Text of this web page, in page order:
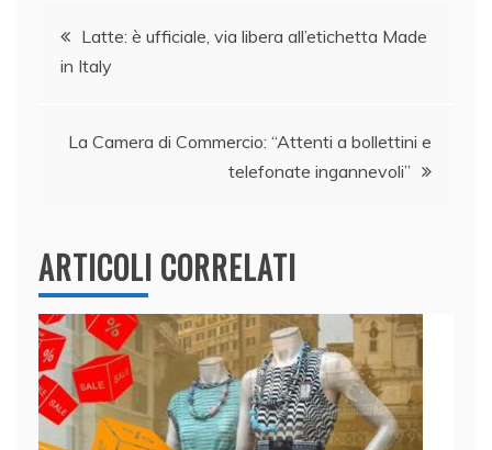
o
o
n
p
di
Navigazione
articoli
Latte: è ufficiale, via libera all’etichetta Made
in Italy
La Camera di Commercio: “Attenti a bollettini e
telefonate ingannevoli”
ARTICOLI CORRELATI